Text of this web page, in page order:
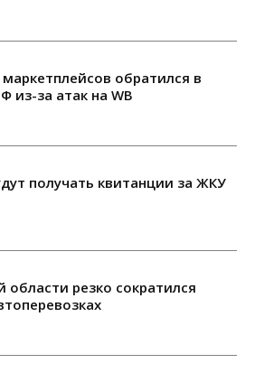
обратился в
из-за атак на WB
получать квитанции за ЖКУ
области резко сократился